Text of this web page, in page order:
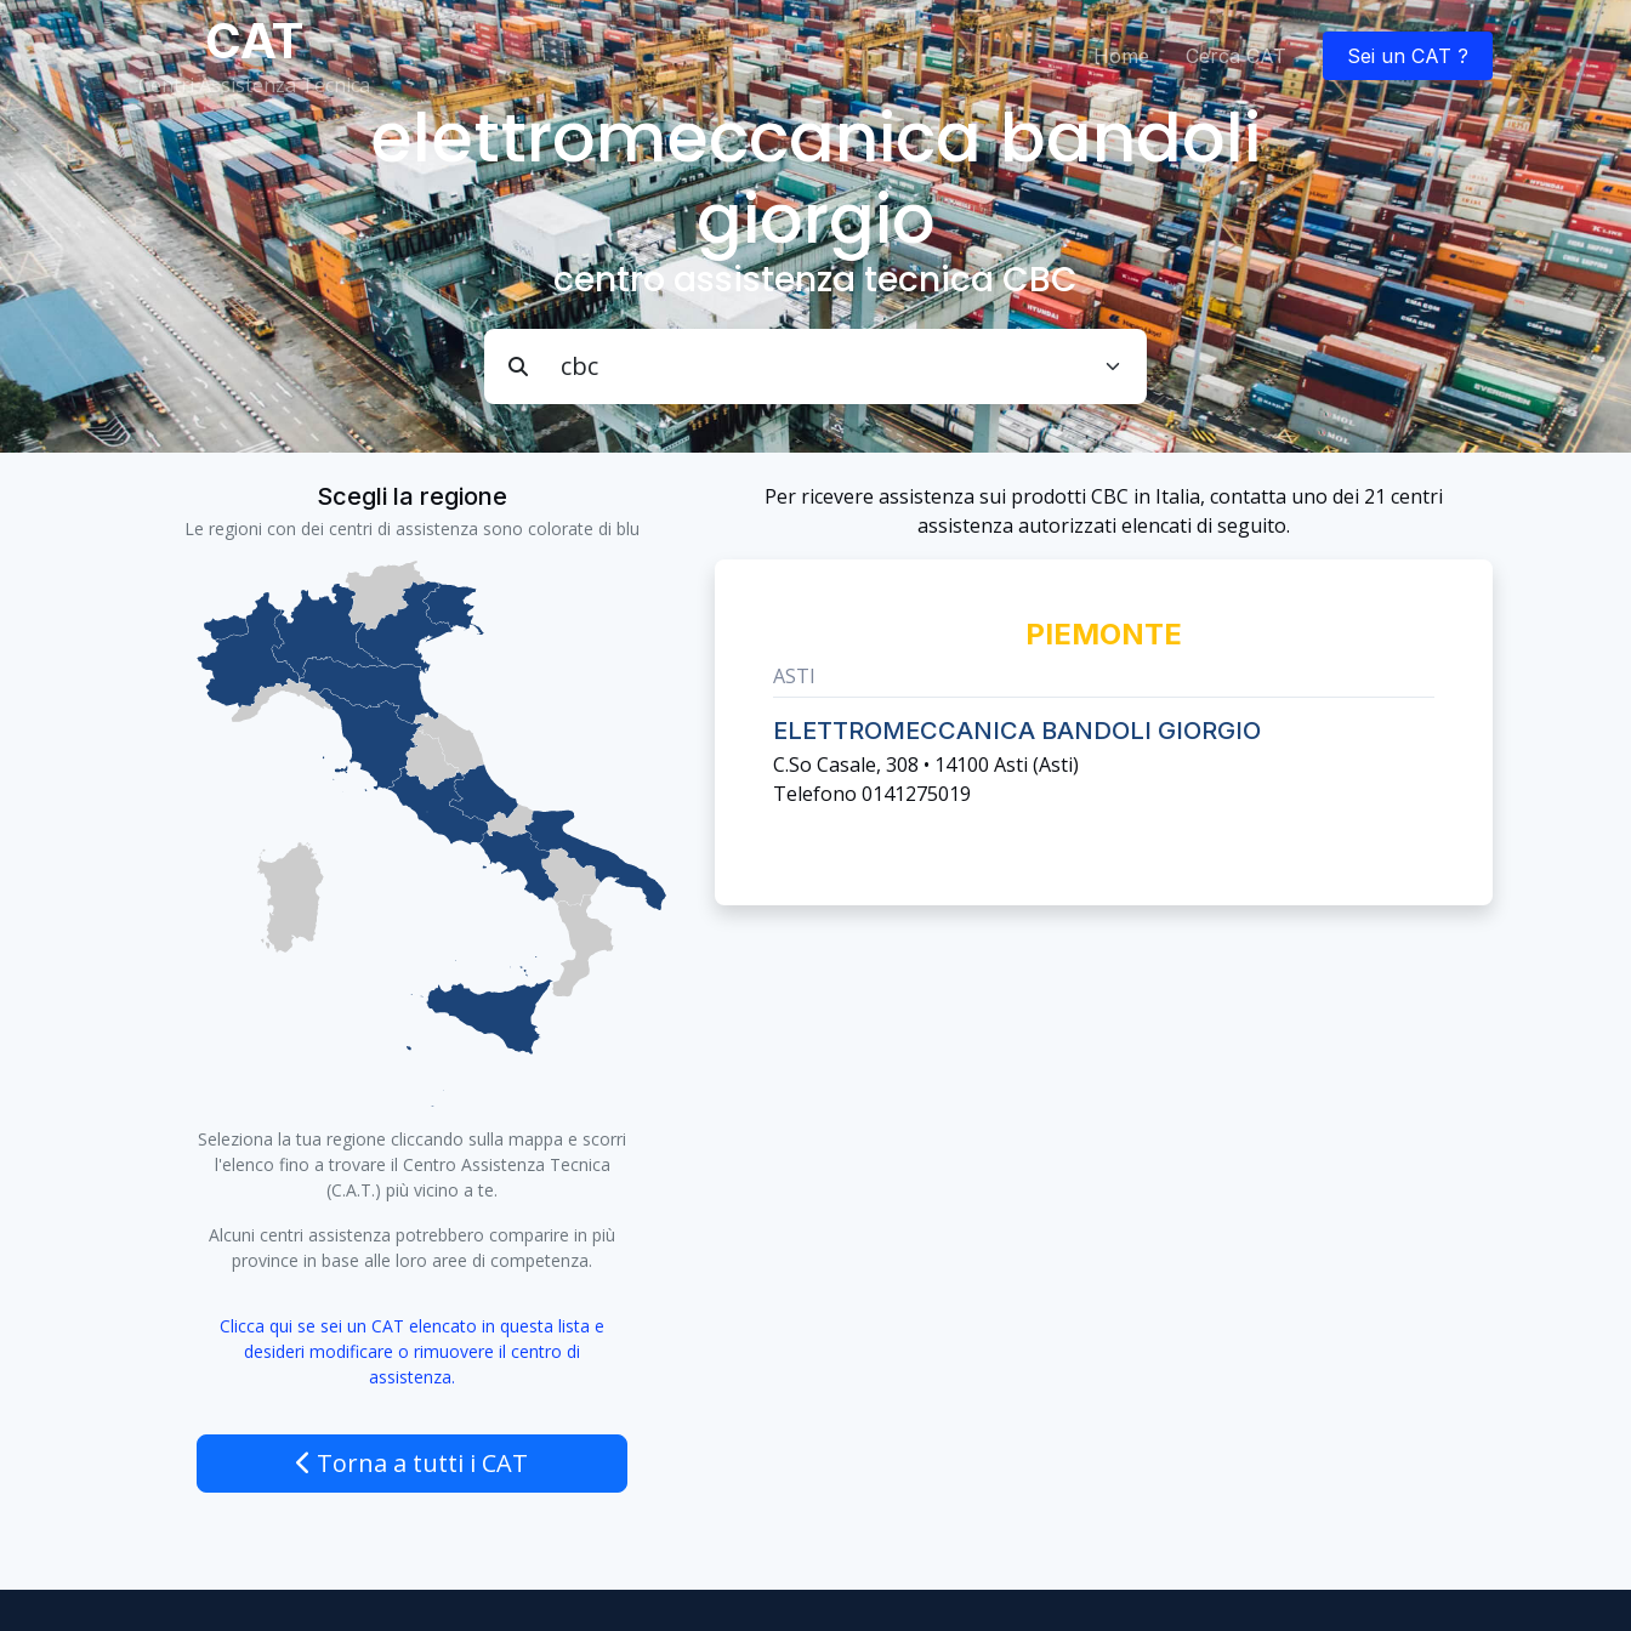
CAT
Centri Assistenza Tecnica
Home Cerca CAT Sei un CAT ?
elettromeccanica bandoli
giorgio
centro assistenza tecnica CBC
Scegli la regione
Le regioni con dei centri di assistenza sono colorate di blu
−
Seleziona la tua regione cliccando sulla mappa e scorri
l'elenco fino a trovare il Centro Assistenza Tecnica
(C.A.T.) più vicino a te.
Alcuni centri assistenza potrebbero comparire in più
province in base alle loro aree di competenza.
Clicca qui se sei un CAT elencato in questa lista e
desideri modificare o rimuovere il centro di
assistenza.
Torna a tutti i CAT
Per ricevere assistenza sui prodotti CBC in Italia, contatta uno dei 21 centri
assistenza autorizzati elencati di seguito.
PIEMONTE
ASTI
ELETTROMECCANICA BANDOLI GIORGIO
C.so Casale, 308 • 14100 Asti (asti)
Telefono 0141275019